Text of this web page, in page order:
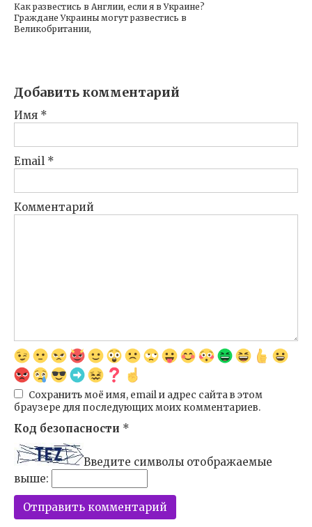
Как развестись в Англии, если я в Украине?
Граждане Украины могут развестись в
Великобритании,
Добавить комментарий
Имя *
Email *
Комментарий
Сохранить моё имя, email и адрес сайта в этом
браузере для последующих моих комментариев.
Код безопасности *
Введите символы отображаемые
выше: